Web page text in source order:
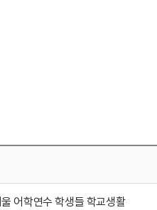
어학연수 학생들 학교생활